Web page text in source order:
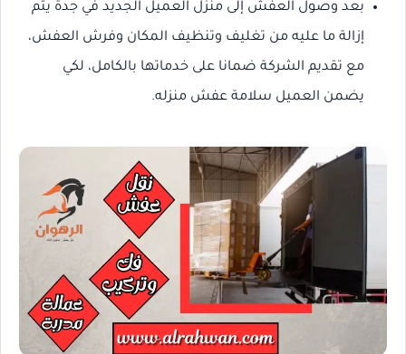
بعد وصول العفش إلى منزل العميل الجديد في جدة يتم
إزالة ما عليه من تغليف وتنظيف المكان وفرش العفش،
مع تقديم الشركة ضمانا على خدماتها بالكامل، لكي
يضمن العميل سلامة عفش منزله.